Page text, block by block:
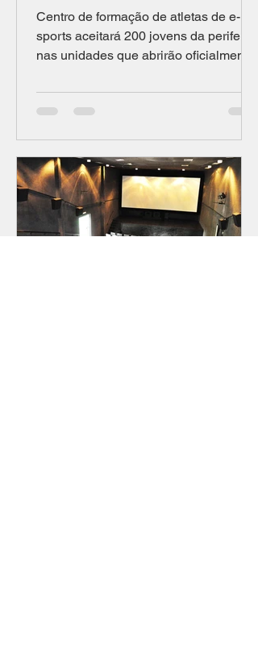
Centro de formação de atletas de e-
sports aceitará 200 jovens da periferia
nas unidades que abrirão oficialmente